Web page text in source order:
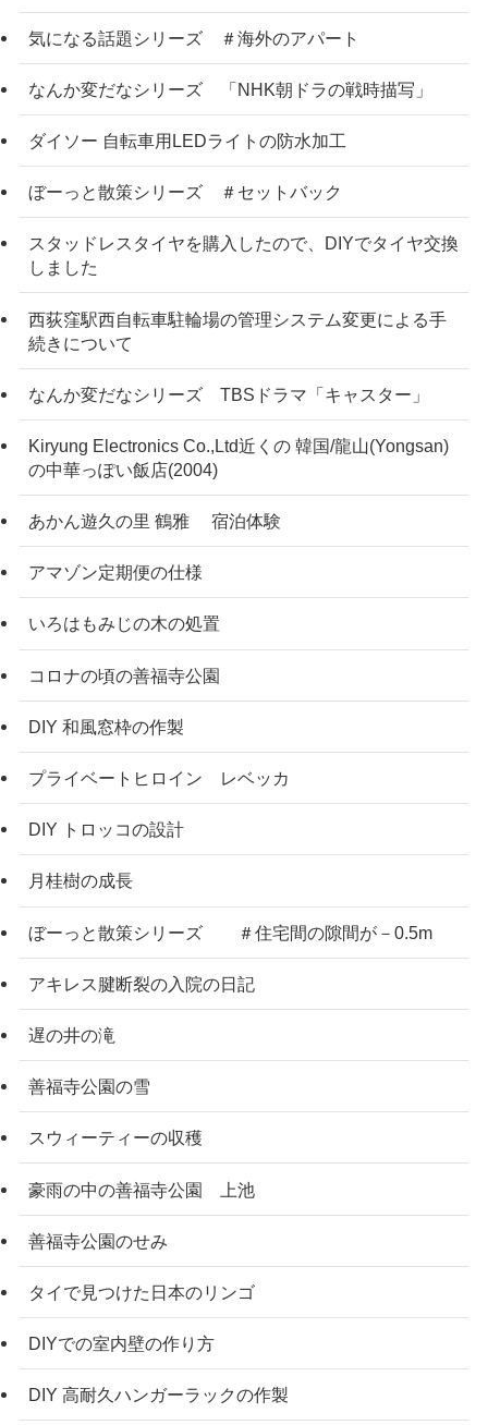
気になる話題シリーズ ＃海外のアパート
なんか変だなシリーズ 「NHK朝ドラの戦時描写」
ダイソー 自転車用LEDライトの防水加工
ぼーっと散策シリーズ ＃セットバック
スタッドレスタイヤを購入したので、DIYでタイヤ交換
しました
西荻窪駅西自転車駐輪場の管理システム変更による手
続きについて
なんか変だなシリーズ TBSドラマ「キャスター」
Kiryung Electronics Co.,Ltd近くの 韓国/龍山(Yongsan)
の中華っぽい飯店(2004)
あかん遊久の里 鶴雅 宿泊体験
アマゾン定期便の仕様
いろはもみじの木の処置
コロナの頃の善福寺公園
DIY 和風窓枠の作製
プライベートヒロイン レベッカ
DIY トロッコの設計
月桂樹の成長
ぼーっと散策シリーズ ＃住宅間の隙間が－0.5m
アキレス腱断裂の入院の日記
遅の井の滝
善福寺公園の雪
スウィーティーの収穫
豪雨の中の善福寺公園 上池
善福寺公園のせみ
タイで見つけた日本のリンゴ
DIYでの室内壁の作り方
DIY 高耐久ハンガーラックの作製